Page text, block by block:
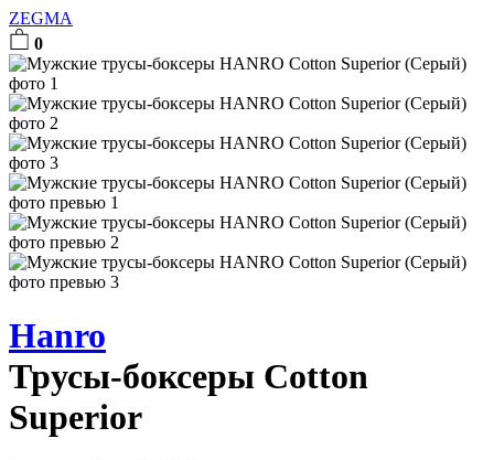
ZEGMA
0
Hanro
Трусы-боксеры Cotton
Superior